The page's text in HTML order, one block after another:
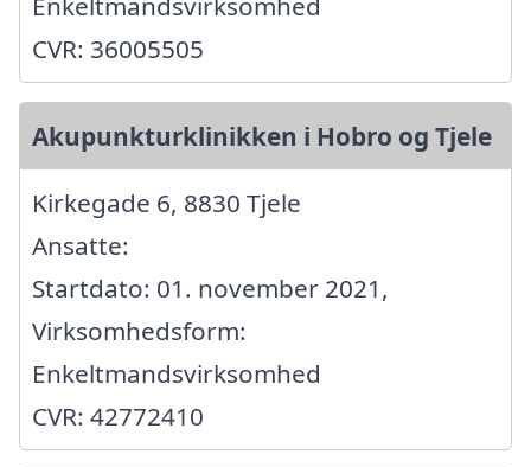
CVR: 36005505
Akupunkturklinikken i Hobro og Tjele
Kirkegade 6, 8830 Tjele
Ansatte:
Startdato: 01. november 2021,
Virksomhedsform:
Enkeltmandsvirksomhed
CVR: 42772410